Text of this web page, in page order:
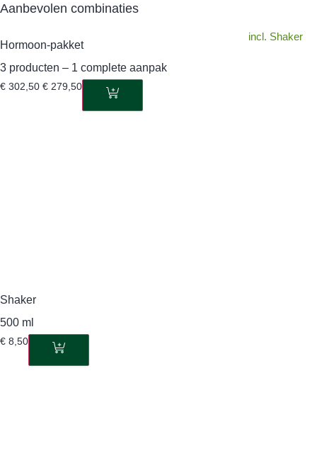
Aanbevolen combinaties
incl. Shaker
Hormoon-pakket
3 producten – 1 complete aanpak
€ 302,50 € 279,50
Shaker
500 ml
€ 8,50